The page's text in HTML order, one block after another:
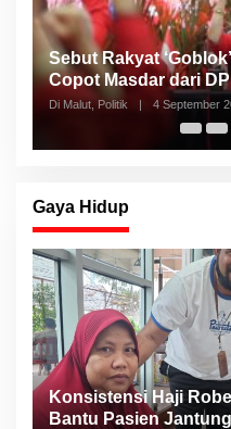
Sebut Rakyat
Copot Masdar dari
Di Malut, Politik | 4 September
Gaya Hidup
Konsistensi Haji
Bantu Pasien